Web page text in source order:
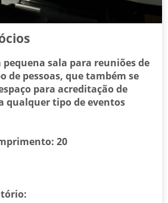
pequena sala para reuniões de
de pessoas, que também se
para acreditação de
qualquer tipo de eventos
20